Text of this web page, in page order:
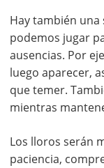
Hay también una
podemos jugar
ausencias. Por
luego aparecer,
que temer.
mientras
Los lloros serán
paciencia,